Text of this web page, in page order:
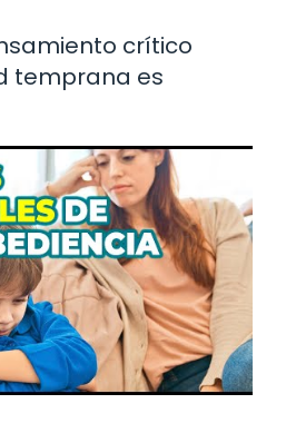
crítico
temprana es